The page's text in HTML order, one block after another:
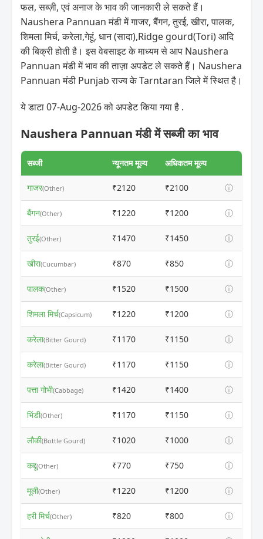
फल, सब्ज़ी, एवं अनाज के भाव की जानकारी ले सकते हैं।
Naushera Pannuan मंडी में गाजर, बैंगन, तुरई, खीरा, पालक,
शिमला मिर्च, करेला,गेहूं, धान (सादा),Ridge gourd(Tori) आदि
की बिक्री होती है। इस वेबसाइट के माध्यम से आप Naushera
Pannuan मंडी में भाव की ताज़ा अपडेट ले सकते हैं। Naushera
Pannuan मंडी Punjab राज्य के Tarntaran जिले में स्थित है।
ये डाटा 07-Aug-2026 को अपडेट किया गया है .
Naushera Pannuan मंडी में सब्जी का भाव
सब्जी न्यूनतम मूल्य अधिकतम मूल्य
गाजर(Other) ₹2120 ₹2100 ⓘ
बैंगन(Other) ₹1220 ₹1200 ⓘ
तुरई(Other) ₹1470 ₹1450 ⓘ
खीरा(Cucumbar) ₹870 ₹850 ⓘ
पालक(Other) ₹1520 ₹1500 ⓘ
शिमला मिर्च(Capsicum) ₹1220 ₹1200 ⓘ
करेला(Bitter Gourd) ₹1170 ₹1150 ⓘ
करेला(Bitter Gourd) ₹1170 ₹1150 ⓘ
पत्ता गोभी(Cabbage) ₹1420 ₹1400 ⓘ
भिंडी(Other) ₹1170 ₹1150 ⓘ
लौकी(Bottle Gourd) ₹1020 ₹1000 ⓘ
कद्दू(Other) ₹770 ₹750 ⓘ
मूली(Other) ₹1220 ₹1200 ⓘ
हरी मिर्च(Other) ₹820 ₹800 ⓘ